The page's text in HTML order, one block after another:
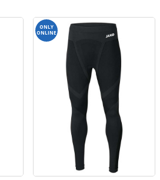
ONLY
ONLINE